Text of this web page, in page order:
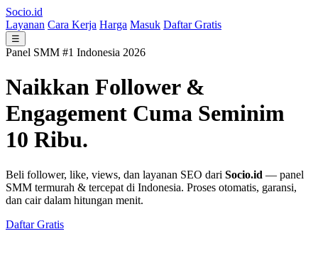
Socio.id
Layanan Cara Kerja Harga Masuk Daftar Gratis
☰
Panel SMM #1 Indonesia 2026
Naikkan Follower &
Engagement Cuma Seminim
10 Ribu.
Beli follower, like, views, dan layanan SEO dari Socio.id — panel
SMM termurah & tercepat di Indonesia. Proses otomatis, garansi,
dan cair dalam hitungan menit.
Daftar Gratis